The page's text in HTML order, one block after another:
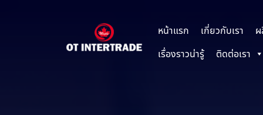
หน้าแรก เกี่ยวกับเรา
เรื่องราวน่ารู้
ติดต่อเรา